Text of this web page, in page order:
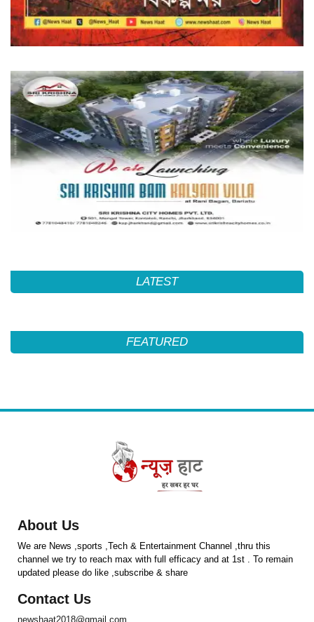
LATEST
FEATURED
About Us
We are News ,sports ,Tech & Entertainment Channel ,thru this
channel we try to reach max with full efficacy and at 1st . To remain
updated please do like ,subscribe & share
Contact Us
newshaat2018@gmail.com